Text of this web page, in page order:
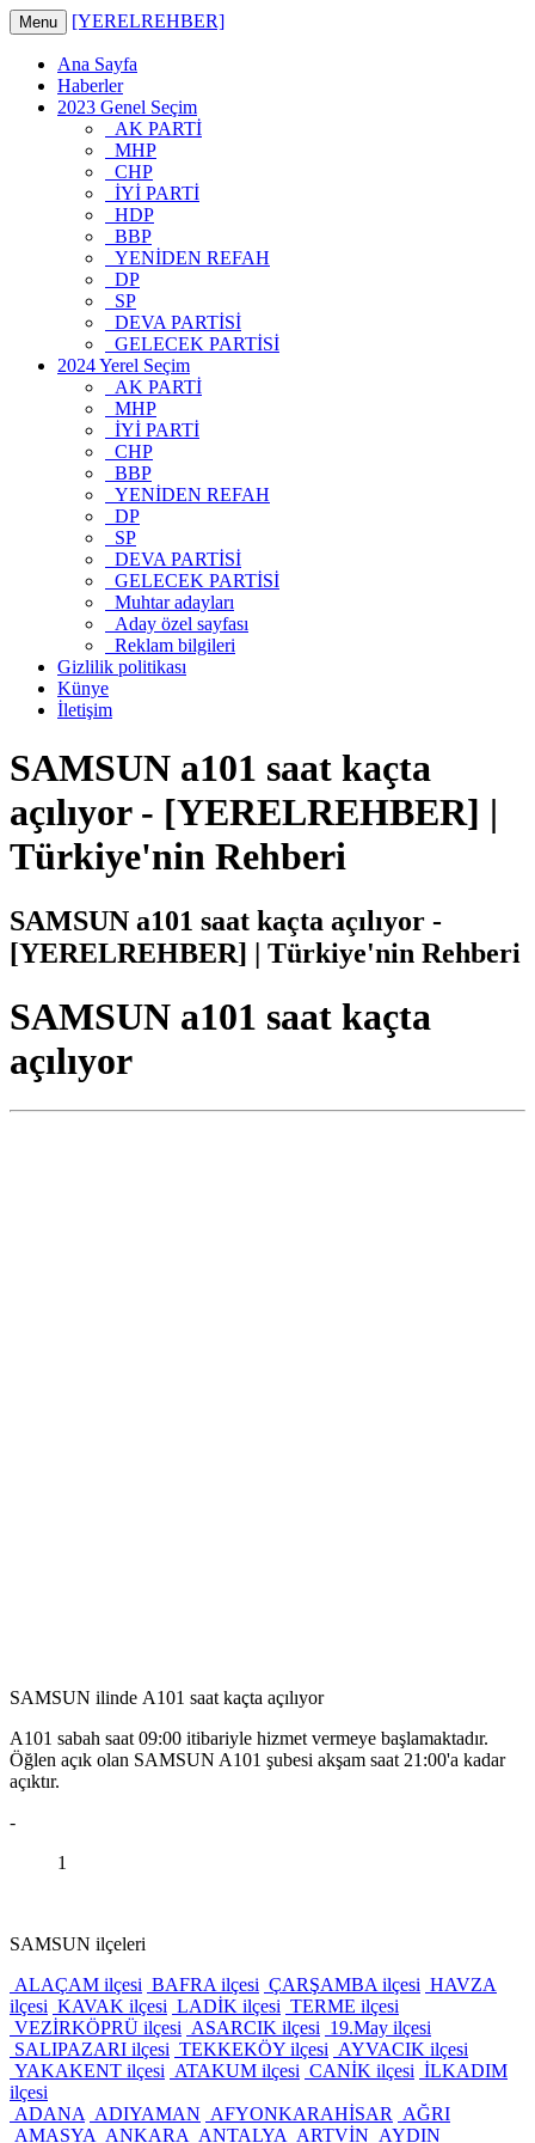
Menu [YERELREHBER]
Ana Sayfa
Haberler
2023 Genel Seçim
AK PARTİ
MHP
CHP
İYİ PARTİ
HDP
BBP
YENİDEN REFAH
DP
SP
DEVA PARTİSİ
GELECEK PARTİSİ
2024 Yerel Seçim
AK PARTİ
MHP
İYİ PARTİ
CHP
BBP
YENİDEN REFAH
DP
SP
DEVA PARTİSİ
GELECEK PARTİSİ
Muhtar adayları
Aday özel sayfası
Reklam bilgileri
Gizlilik politikası
Künye
İletişim
SAMSUN a101 saat kaçta
açılıyor - [YERELREHBER] |
Türkiye'nin Rehberi
SAMSUN a101 saat kaçta açılıyor -
[YERELREHBER] | Türkiye'nin Rehberi
SAMSUN a101 saat kaçta
açılıyor
SAMSUN ilinde A101 saat kaçta açılıyor
A101 sabah saat 09:00 itibariyle hizmet vermeye başlamaktadır.
Öğlen açık olan SAMSUN A101 şubesi akşam saat 21:00'a kadar
açıktır.
-
1
SAMSUN ilçeleri
ALAÇAM ilçesi BAFRA ilçesi ÇARŞAMBA ilçesi HAVZA
ilçesi KAVAK ilçesi LADİK ilçesi TERME ilçesi
VEZİRKÖPRÜ ilçesi ASARCIK ilçesi 19.May ilçesi
SALIPAZARI ilçesi TEKKEKÖY ilçesi AYVACIK ilçesi
YAKAKENT ilçesi ATAKUM ilçesi CANİK ilçesi İLKADIM
ilçesi
ADANA ADIYAMAN AFYONKARAHİSAR
AĞRI
AMASYA ANKARA ANTALYA ARTVİN AYDIN